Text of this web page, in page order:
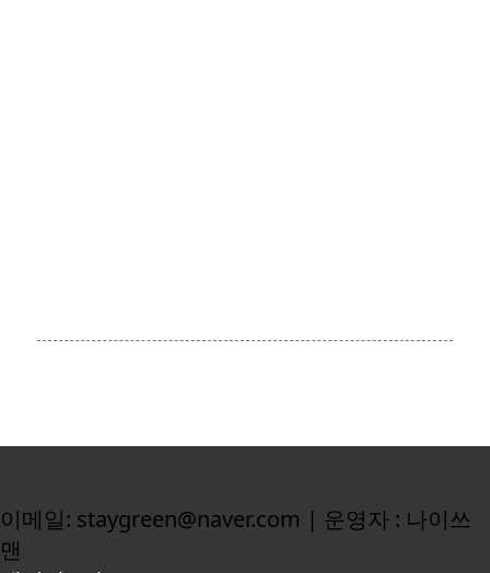
이메일: staygreen@naver.com | 운영자 : 나이쓰
맨